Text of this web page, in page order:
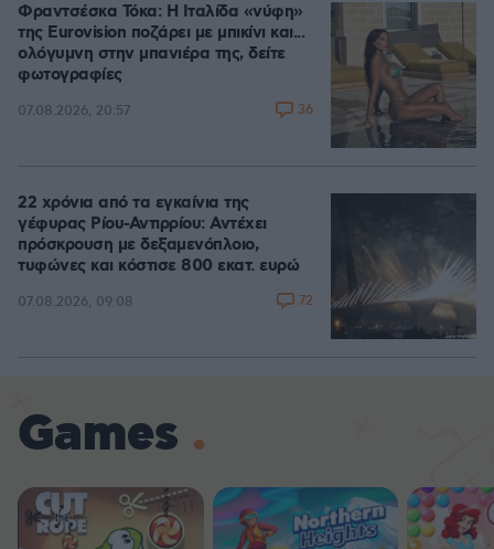
Φραντσέσκα Τόκα: Η Ιταλίδα «νύφη»
της Eurovision ποζάρει με μπικίνι και...
ολόγυμνη στην μπανιέρα της, δείτε
φωτογραφίες
07.08.2026, 20:57 36
22 χρόνια από τα εγκαίνια της
γέφυρας Ρίου-Αντιρρίου: Αντέχει
πρόσκρουση με δεξαμενόπλοιο,
τυφώνες και κόστισε 800 εκατ. ευρώ
07.08.2026, 09:08 72
Games